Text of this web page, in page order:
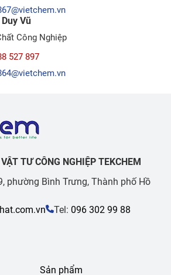
Vũ
Công Nghiệp
527 897
TƯ CÔNG NGHIỆP TEKCHEM
phường Bình Trưng, Thành phố Hồ
Tel: 096 302 99 88
Sản phẩm